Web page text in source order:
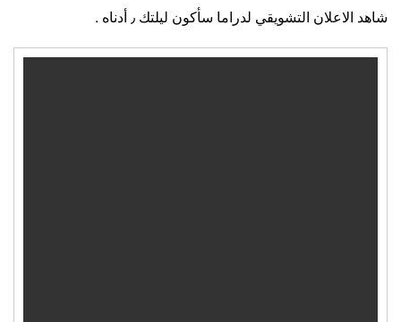
شاهد الاعلان التشويقي لدراما سأكون ليلتك ٫ أدناه .